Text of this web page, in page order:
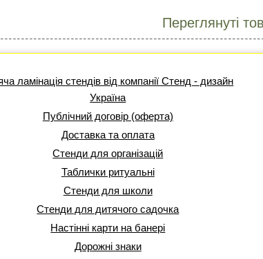
Переглянуті
ламінація стендів від компанії Стенд - дизайн
Україна
Публічний договір (оферта)
Доставка та оплата
Стенди для організацій
Таблички ритуальні
Стенди для школи
Стенди для дитячого садочка
Настінні карти на банері
Дорожні знаки